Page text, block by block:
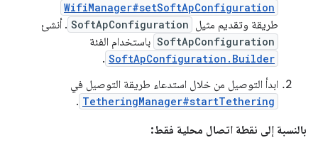
WifiManager#setSoftApConfiguration
طريقة وتقديم مثيل SoftApConfiguration . أنشئ
SoftApConfiguration باستخدام الفئة
SoftApConfiguration.Builder
.
ابدأ التوصيل من خلال استدعاء طريقة التوصيل في
TetheringManager#startTethering
.
بالنسبة إلى نقطة اتصال محلية فقط: